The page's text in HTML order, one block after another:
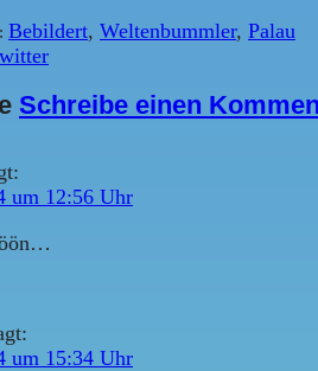
Bebildert, Weltenbummler, Palau
Schreibe einen
um 12:56 Uhr
um 15:34 Uhr